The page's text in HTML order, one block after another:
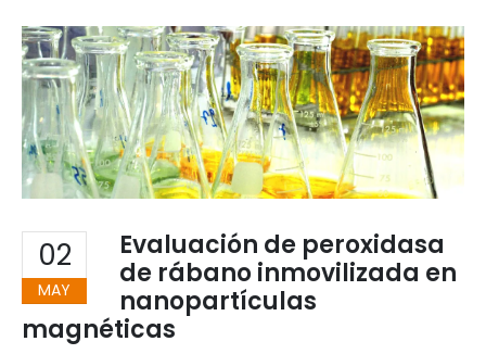
02
MAY
Evaluación de peroxidasa
de rábano inmovilizada en
nanopartículas
magnéticas